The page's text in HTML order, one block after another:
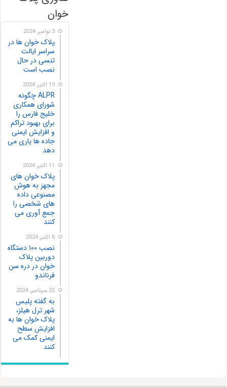
خوان
3 نوامبر, 2024
پلاک خوان ها در
سراسر ایالت
تنسی در حال
نصب است
19 اکتبر, 2024
ALPR چگونه
شورای همکاری
خلیج فارس را
برای بهبود تراکم
و افزایش ایمنی
جاده ها یاری می
دهد
11 اکتبر, 2024
پلاک خوان های
مجهز به هوش
مصنوعی داده
های شخصی را
جمع آوری می
کنند
6 اکتبر, 2024
نصب ۱۰۰ دستگاه
دوربین پلاک
خوان در دره سن
فرناندو
22 سپتامبر, 2024
به گفته پلیس
شهر ترل هیلز،
پلاک‌ خوان‌ ها به
افزایش سطح
ایمنی کمک می
کنند